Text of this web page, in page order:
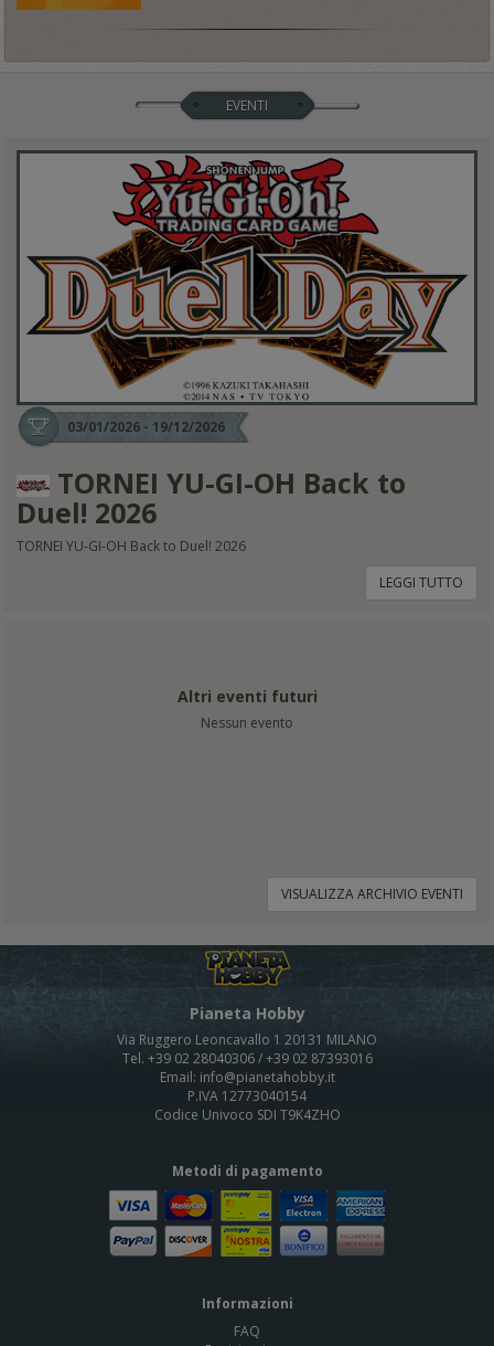
EVENTI
03/01/2026 - 19/12/2026
TORNEI YU-GI-OH Back to
Duel! 2026
TORNEI YU-GI-OH Back to Duel! 2026
LEGGI TUTTO
Altri eventi futuri
Nessun evento
VISUALIZZA ARCHIVIO EVENTI
Pianeta Hobby
Via Ruggero Leoncavallo 1 20131 MILANO
Tel. +39 02 28040306 / +39 02 87393016
Email: info@pianetahobby.it
P.IVA 12773040154
Codice Univoco SDI T9K4ZHO
Metodi di pagamento
Informazioni
FAQ